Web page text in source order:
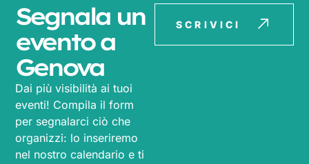
Segnala un
evento a
Genova
Dai più visibilità ai tuoi
eventi! Compila il form
per segnalarci ciò che
organizzi: lo inseriremo
nel nostro calendario e ti
SCRIVICI